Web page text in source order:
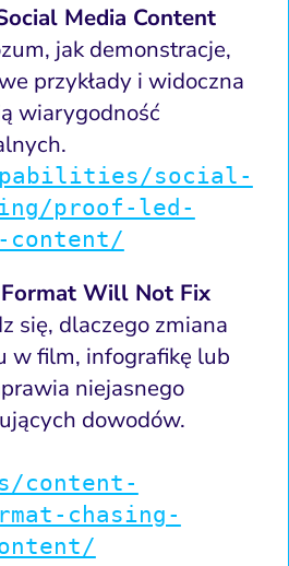
Media Content
jak demonstracje,
przykłady i widoczna
wiarygodność
social-
proof-led-
content/
Will Not Fix
się, dlaczego zmiana
w film, infografikę lub
niejasnego
dowodów.
content-
chasing-